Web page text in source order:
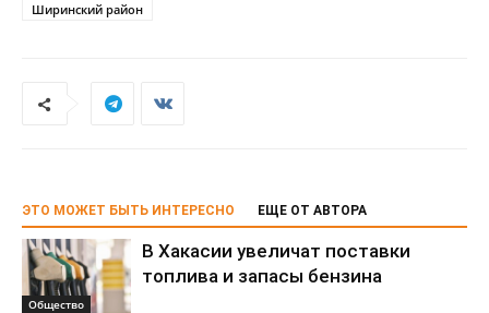
Ширинский район
ЭТО МОЖЕТ БЫТЬ ИНТЕРЕСНО ЕЩЕ ОТ АВТОРА
Общество
В Хакасии увеличат поставки
топлива и запасы бензина